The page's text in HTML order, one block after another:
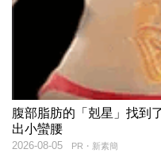
腹部脂肪的「剋星」找到
出小蠻腰
PR・新素簡
2026-08-05